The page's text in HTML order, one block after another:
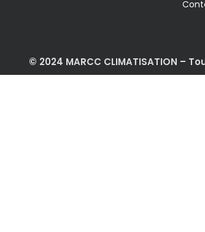
© 2024 MARCC CLIMATISATION –